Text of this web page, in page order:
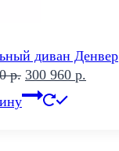
диван Денвер
р. Первоначальная
цена
составляла
300 960 р.